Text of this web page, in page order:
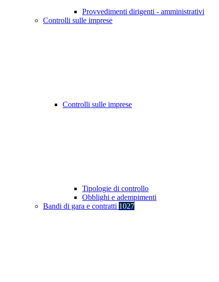
Provvedimenti dirigenti - amministrativi
Controlli sulle imprese
Controlli sulle imprese
Tipologie di controllo
Obblighi e adempimenti
Bandi di gara e contratti 1027